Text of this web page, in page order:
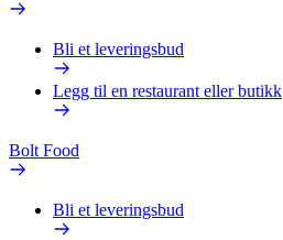
Bli et leveringsbud
Legg til en restaurant eller butikk
Bolt Food
Bli et leveringsbud